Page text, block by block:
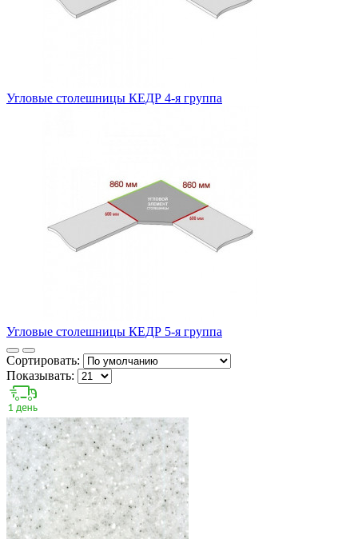
Угловые столешницы КЕДР 4-я группа
Угловые столешницы КЕДР 5-я группа
Сортировать:
Показывать: